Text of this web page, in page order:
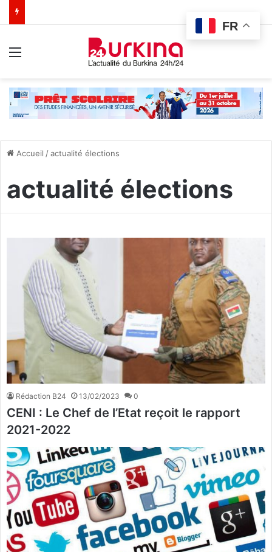
Accueil /actualité élections
actualité élections
Rédaction B24 13/02/2023 0
CENI : Le Chef de l’Etat reçoit le rapport
2021-2022
FR